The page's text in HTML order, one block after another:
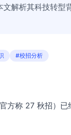
文解析其科技转型
#校招分析
方称 27 秋招）已